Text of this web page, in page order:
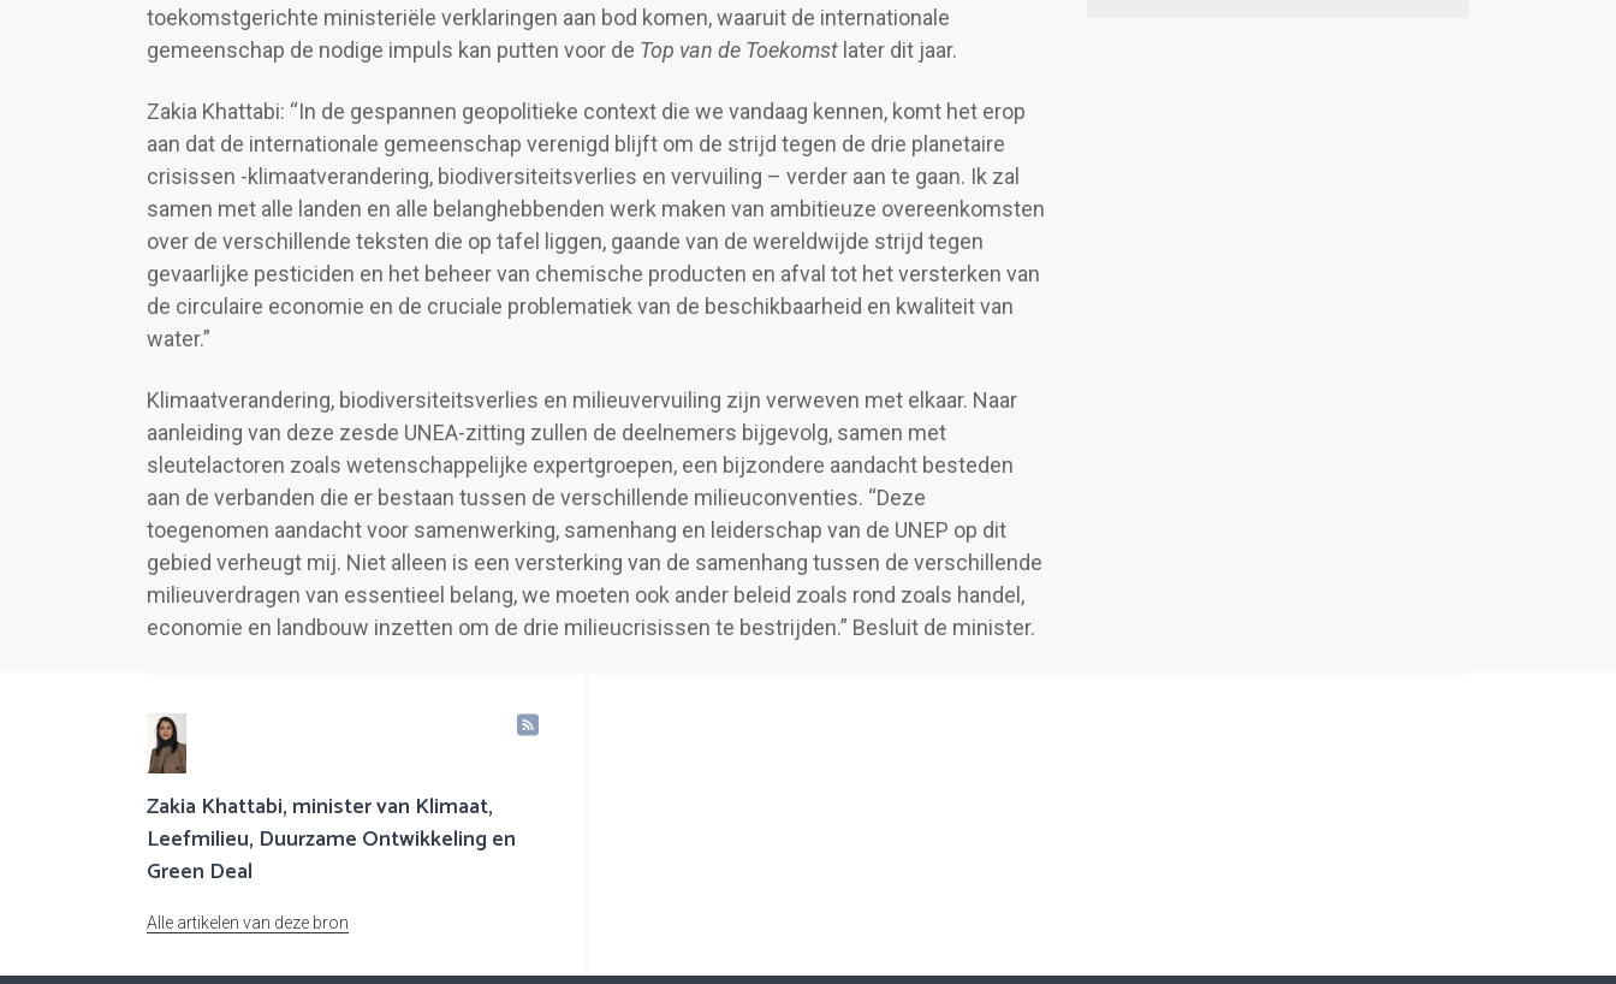
toekomstgerichte ministeriële verklaringen aan bod komen, waaruit de internationale
gemeenschap de nodige impuls kan putten voor de Top van de Toekomst later dit jaar.
Zakia Khattabi: “In de gespannen geopolitieke context die we vandaag kennen, komt het erop
aan dat de internationale gemeenschap verenigd blijft om de strijd tegen de drie planetaire
crisissen -klimaatverandering, biodiversiteitsverlies en vervuiling – verder aan te gaan. Ik zal
samen met alle landen en alle belanghebbenden werk maken van ambitieuze overeenkomsten
over de verschillende teksten die op tafel liggen, gaande van de wereldwijde strijd tegen
gevaarlijke pesticiden en het beheer van chemische producten en afval tot het versterken van
de circulaire economie en de cruciale problematiek van de beschikbaarheid en kwaliteit van
water.”
Klimaatverandering, biodiversiteitsverlies en milieuvervuiling zijn verweven met elkaar. Naar
aanleiding van deze zesde UNEA-zitting zullen de deelnemers bijgevolg, samen met
sleutelactoren zoals wetenschappelijke expertgroepen, een bijzondere aandacht besteden
aan de verbanden die er bestaan tussen de verschillende milieuconventies. “Deze
toegenomen aandacht voor samenwerking, samenhang en leiderschap van de UNEP op dit
gebied verheugt mij. Niet alleen is een versterking van de samenhang tussen de verschillende
milieuverdragen van essentieel belang, we moeten ook ander beleid zoals rond zoals handel,
economie en landbouw inzetten om de drie milieucrisissen te bestrijden.” Besluit de minister.
Zakia Khattabi, minister van Klimaat,
Leefmilieu, Duurzame Ontwikkeling en
Green Deal
Alle artikelen van deze bron